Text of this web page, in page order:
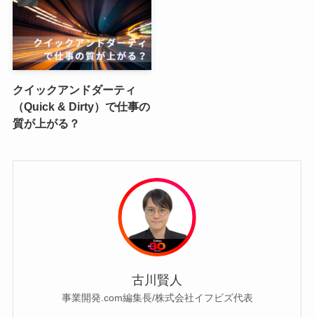
クイックアンドダーティ
（Quick & Dirty）で仕事の
質が上がる？
古川賢人
事業開発.com編集長/株式会社イフビズ代表